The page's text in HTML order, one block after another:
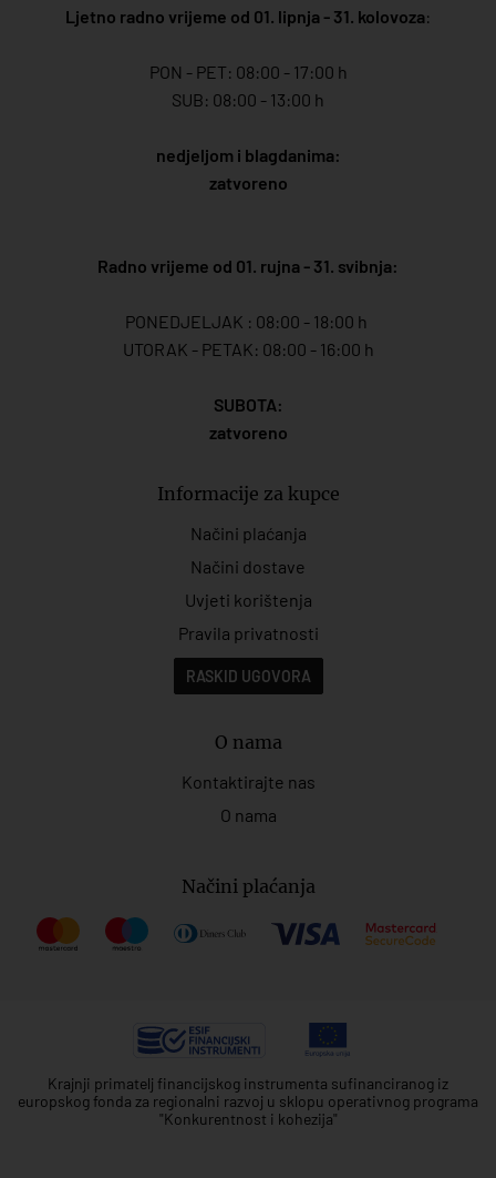
Ljetno radno vrijeme od 01. lipnja - 31. kolovoza:
PON - PET: 08:00 - 17:00 h
SUB: 08:00 - 13:00 h
nedjeljom i blagdanima:
zatvoreno
Radno vrijeme od 01. rujna - 31. svibnja:
PONEDJELJAK : 08:00 - 18:00 h
UTORAK - PETAK: 08:00 - 16:00 h
SUBOTA:
zatvoreno
Informacije za kupce
Načini plaćanja
Načini dostave
Uvjeti korištenja
Pravila privatnosti
RASKID UGOVORA
O nama
Kontaktirajte nas
O nama
Načini plaćanja
Krajnji primatelj financijskog instrumenta sufinanciranog iz
europskog fonda za regionalni razvoj u sklopu operativnog programa
"Konkurentnost i kohezija"